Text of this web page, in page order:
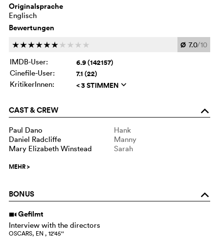
Originalsprache
Englisch
Bewertungen
cccccc c c c c Ø 7.0/10
IMDB-User:
6.9 (142157)
Cinefile-User: 7.1 (22)
KritikerInnen: < 3 STIMMEN q
CAST & CREW o
Paul Dano
Hank
Daniel Radcliffe
Manny
Mary Elizabeth Winstead
Sarah
MEHR>
BONUS o
i Gefilmt
Interview with the directors
OSCARS, EN , 12‘45‘‘